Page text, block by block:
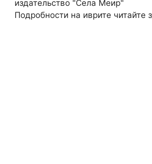
издательство "Села Меир"
Подробности на иврите читайте